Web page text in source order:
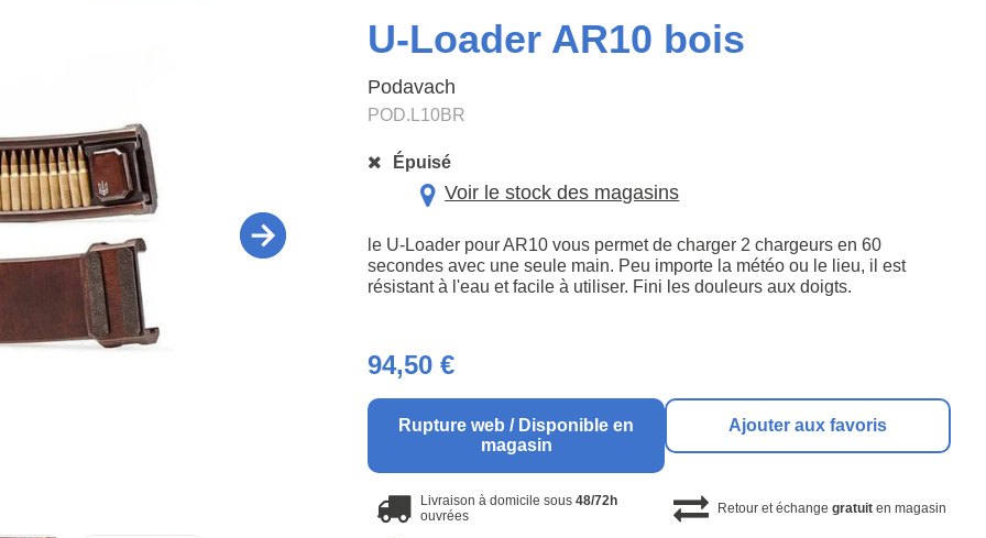
U-Loader AR10 bois
Podavach
POD.L10BR
Épuisé
Voir le stock des magasins
le U-Loader pour AR10 vous permet de charger 2 chargeurs en 60
secondes avec une seule main. Peu importe la météo ou le lieu, il est
résistant à l'eau et facile à utiliser. Fini les douleurs aux doigts.
94,50 €
Rupture web / Disponible en
magasin
Ajouter aux favoris
Livraison à domicile sous48/72h
ouvrées
Retour et échange gratuiten magasin